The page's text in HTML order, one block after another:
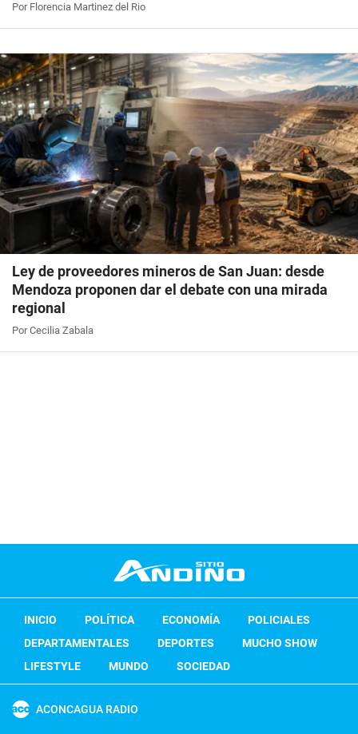
Por Florencia Martinez del Rio
Ley de proveedores mineros de San Juan: desde
Mendoza proponen dar el debate con una mirada
regional
Por Cecilia Zabala
INICIO POLÍTICA ECONOMÍA
POLICIALES
DEPARTAMENTALES
DEPORTES
MUCHO SHOW
LIFESTYLE
MUNDO SOCIEDAD
ACONCAGUA RADIO